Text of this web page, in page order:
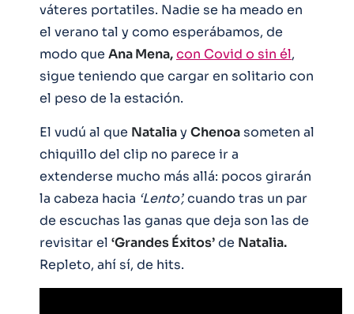
váteres portatiles. Nadie se ha meado en
el verano tal y como esperábamos, de
modo que Ana Mena,con Covid o sin él,
sigue teniendo que cargar en solitario con
el peso de la estación.
El vudú al que Nataliay Chenoasometen al
chiquillo del clip no parece ir a
extenderse mucho más allá: pocos girarán
la cabeza hacia ‘Lento’,cuando tras un par
de escuchas las ganas que deja son las de
revisitar el ‘Grandes Éxitos’de Natalia.
Repleto, ahí sí, de hits.